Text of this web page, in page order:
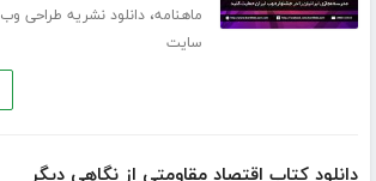
ماهنامه،دانلود نشریه طراحی وب
سایت
دانلود کتاب اقتصاد مقاومتی از نگاهی دیگر